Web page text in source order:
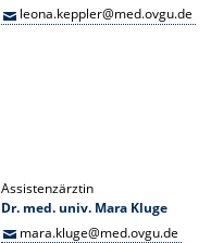
leona.keppler@med.ovgu.de
Assistenzärztin
Dr. med. univ. Mara Kluge
mara.kluge@med.ovgu.de